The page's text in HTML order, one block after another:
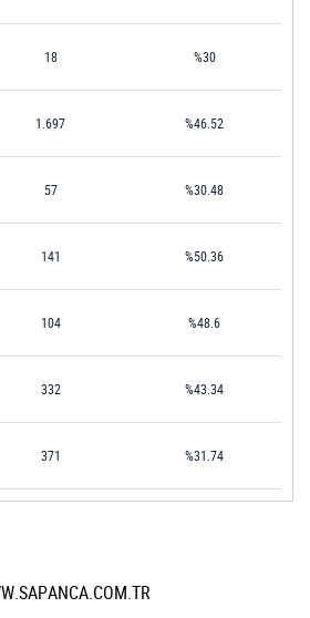
18 %30
1.697 %46.52
57 %30.48
141 %50.36
104 %48.6
332 %43.34
371 %31.74